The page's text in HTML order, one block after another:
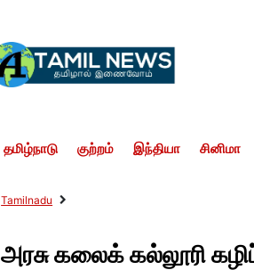
தமிழ்நாடு குற்றம் இந்தியா சினிமா
Tamilnadu
அரசு கலைக் கல்லூரி